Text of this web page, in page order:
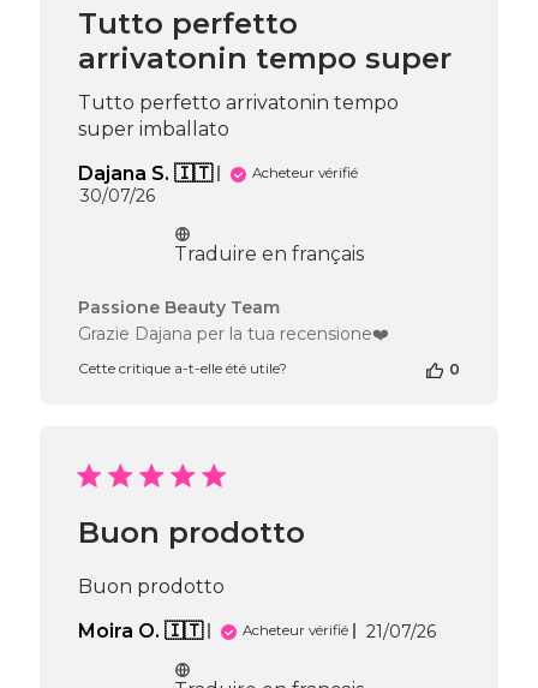
Tutto perfetto
arrivatonin tempo super
Tutto perfetto arrivatonin tempo
super imballato
Dajana S. 🇮🇹
Acheteur vérifié
Date
publication
30/07/26
Traduire en français
Commentaires
du
de
Beauty
Jul
Passione Beauty Team
Grazie Dajana per la tua recensione❤️
Cette critique a-t-elle été utile? 0
Buon prodotto
Buon prodotto
Moira O. 🇮🇹
Acheteur vérifié
Date
21/07/26